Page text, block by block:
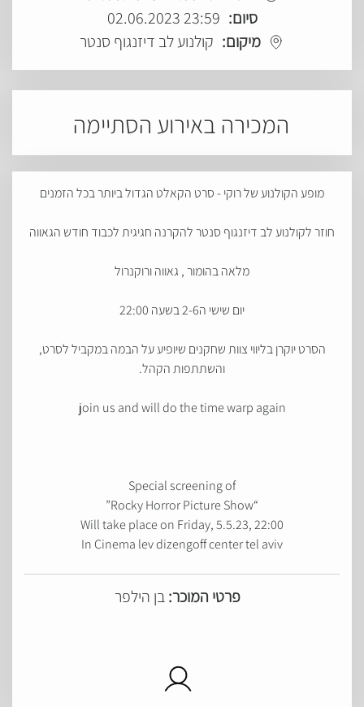
סיום: 23:59 02.06.2023
מיקום: קולנוע לב דיזנגוף סנטר
המכירה באירוע הסתיימה
מופע הקולנוע של רוקי - סרט הקאלט הגדול ביותר בכל הזמנים
חוזר לקולנוע לב דיזנגוף סנטר להקרנה חגיגית לכבוד חודש הגאווה
מלאה בהומור , גאווה ורוקנרול
יום שישי ה2-6 בשעה 22:00
הסרט יוקרן בליווי צוות שחקנים שיופיע על הבמה במקביל לסרט,
והשתתפות הקהל.
join us and will do the time warp again
Special screening of
“Rocky Horror Picture Show”
Will take place on Friday, 5.5.23, 22:00
In Cinema lev dizengoff center tel aviv
פרטי המוכר:בן הילפר